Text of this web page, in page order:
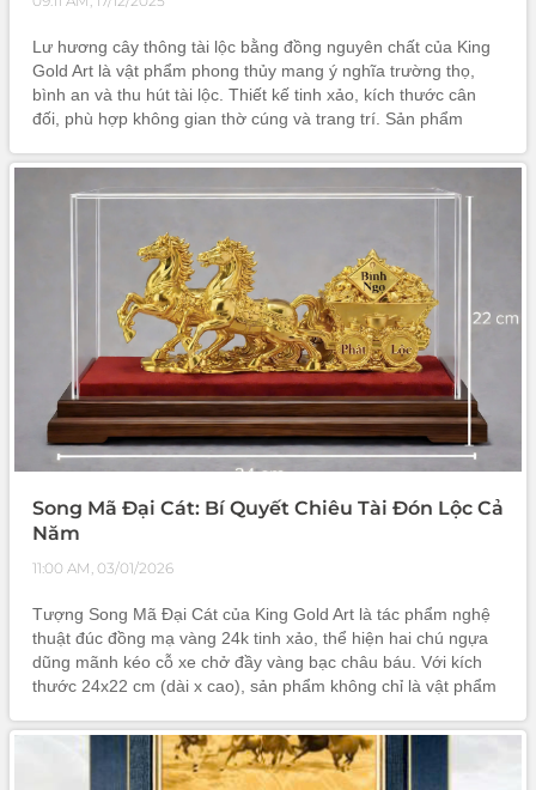
Lư hương cây thông tài lộc bằng đồng nguyên chất của King
Gold Art là vật phẩm phong thủy mang ý nghĩa trường thọ,
bình an và thu hút tài lộc. Thiết kế tinh xảo, kích thước cân
đối, phù hợp không gian thờ cúng và trang trí. Sản phẩm
phong thủy sang trọng cho khai trương, tân gia và các dịp
quan trọng.
Song Mã Đại Cát: Bí Quyết Chiêu Tài Đón Lộc Cả
Năm
11:00 AM, 03/01/2026
Tượng Song Mã Đại Cát của King Gold Art là tác phẩm nghệ
thuật đúc đồng mạ vàng 24k tinh xảo, thể hiện hai chú ngựa
dũng mãnh kéo cỗ xe chở đầy vàng bạc châu báu. Với kích
thước 24x22 cm (dài x cao), sản phẩm không chỉ là vật phẩm
mẽ, thu hút tài lộc và thúc đẩy sự nghiệp thăng tiến. Đây là
món quà tặng kinh doanh, quà Tết sang trọng và ý nghĩa bậc